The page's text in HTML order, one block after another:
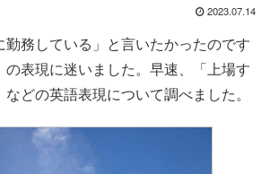
2023.07.14
勤務している」と言いたかったのです
の表現に迷いました。早速、「上場す
どの英語表現について調べました。